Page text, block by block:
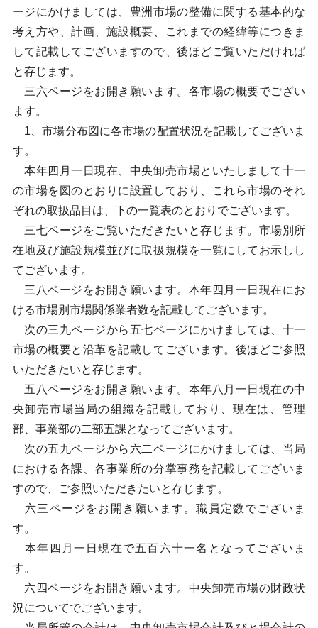
ージにかけましては、豊洲市場の整備に関する基本的な
考え方や、計画、施設概要、これまでの経緯等につきま
して記載してございますので、後ほどご覧いただければ
と存じます。
三六ページをお開き願います。各市場の概要でござい
ます。
1、市場分布図に各市場の配置状況を記載してございま
す。
本年四月一日現在、中央卸売市場といたしまして十一
の市場を図のとおりに設置しており、これら市場のそれ
ぞれの取扱品目は、下の一覧表のとおりでございます。
三七ページをご覧いただきたいと存じます。市場別所
在地及び施設規模並びに取扱規模を一覧にしてお示しし
てございます。
三八ページをお開き願います。本年四月一日現在にお
ける市場別市場関係業者数を記載してございます。
次の三九ページから五七ページにかけましては、十一
市場の概要と沿革を記載してございます。後ほどご参照
いただきたいと存じます。
五八ページをお開き願います。本年八月一日現在の中
央卸売市場当局の組織を記載しており、現在は、管理
部、事業部の二部五課となってございます。
次の五九ページから六二ページにかけましては、当局
における各課、各事業所の分掌事務を記載してございま
すので、ご参照いただきたいと存じます。
六三ページをお開き願います。職員定数でございま
す。
本年四月一日現在で五百六十一名となってございま
す。
六四ページをお開き願います。中央卸売市場の財政状
況についてでございます。